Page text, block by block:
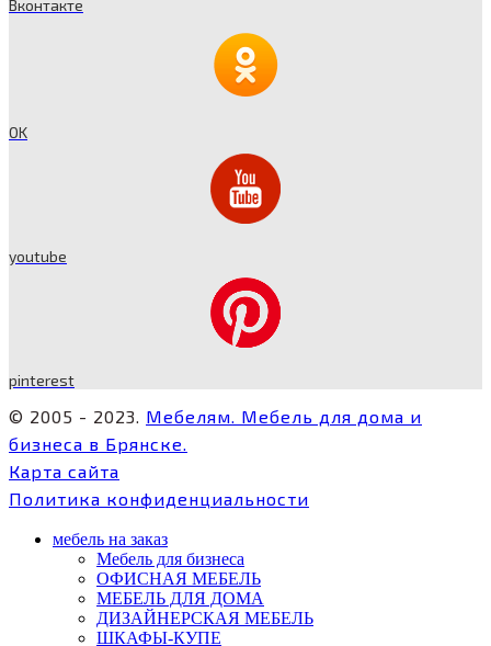
Вконтакте
OK
youtube
pinterest
© 2005 - 2023. Мебелям. Мебель для дома и
бизнеса в Брянске.
Карта сайта
Политика конфиденциальности
мебель на заказ
Мебель для бизнеса
ОФИСНАЯ МЕБЕЛЬ
МЕБЕЛЬ ДЛЯ ДОМА
ДИЗАЙНЕРСКАЯ МЕБЕЛЬ
ШКАФЫ-КУПЕ